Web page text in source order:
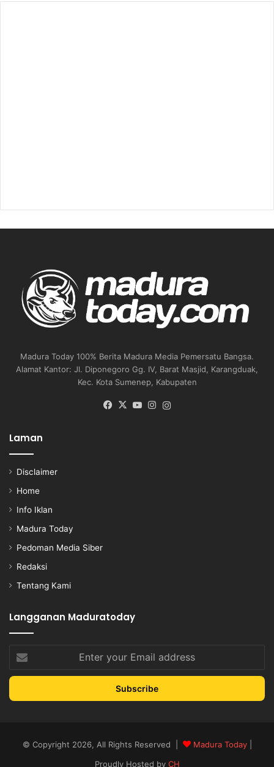
Madura Today 100% Berita Madura Media Pemersatu Bangsa.
Alamat Kantor: Jl. Diponegoro Gg. IV, Barat Masjid, Karangduak,
Kec. Kota Sumenep, Kabupaten
Facebook
X YouTubeInstagram
Laman
Disclaimer
Home
Info Iklan
Madura Today
Pedoman Media Siber
Redaksi
Tentang Kami
Langganan Maduratoday
Enter
your
Email
© Copyright 2026, All Rights Reserved | Madura Today
Proudly Hosted by CH